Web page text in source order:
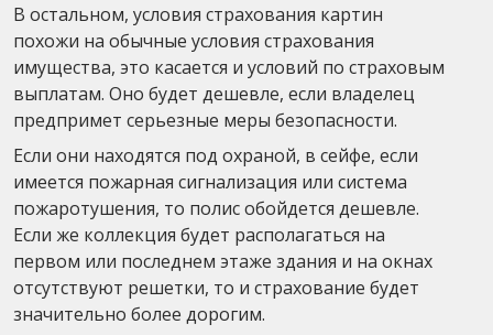
В остальном, условия страхования картин
похожи на обычные условия страхования
имущества, это касается и условий по страховым
выплатам. Оно будет дешевле, если владелец
предпримет серьезные меры безопасности.
Если они находятся под охраной, в сейфе, если
имеется пожарная сигнализация или система
пожаротушения, то полис обойдется дешевле.
Если же коллекция будет располагаться на
первом или последнем этаже здания и на окнах
отсутствуют решетки, то и страхование будет
значительно более дорогим.